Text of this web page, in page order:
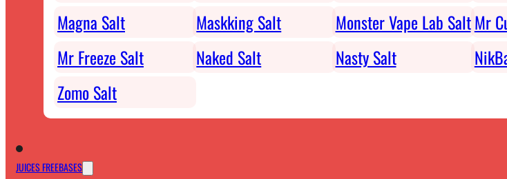
Magna Salt
Maskking Salt Monster Vape Lab SaltMr
Mr Freeze Salt
Naked Salt Nasty Salt
Zomo Salt
JUICES FREEBASES